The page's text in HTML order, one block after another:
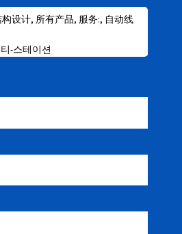
设计, 所有产品, 服务:, 自动线
-스테이션